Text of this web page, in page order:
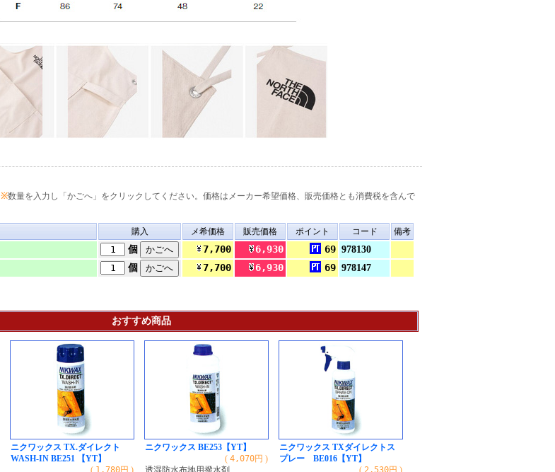
※数量を入力し「かごへ」をクリックしてください。価格はメーカー希望価格、販売価格とも消費税を含んで
購入 メ希価格 販売価格 ポイント コード 備考
個 7,700 6,930 69 978130
個 7,700 6,930 69 978147
おすすめ商品
ニクワックス TX.ダイレクト
WASH-IN BE251 【YT】
( 1,780円 )
ニクワックス BE253【YT】
( 4,070円 )
透湿防水布地用撥水剤
ニクワックス TXダイレクトス
プレー BE016【YT】
( 2,530円 )